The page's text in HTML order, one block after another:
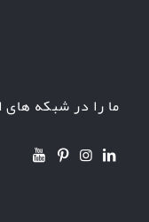
ما را در شبکه های